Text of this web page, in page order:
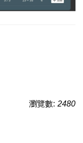
瀏覽數: 2480